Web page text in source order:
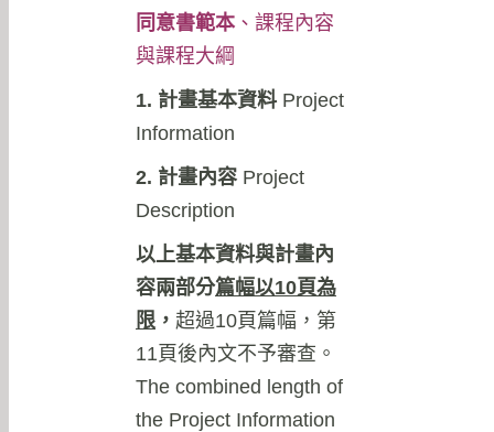
同意書範本 、課程內容
與課程大綱
1. 計畫基本資料 Project
Information
2. 計畫內容 Project
Description
以上基本資料與計畫內
容兩部分篇幅以10頁為
限 ， 超過10頁篇幅，第
11頁後內文不予審查。
The combined length of
the Project Information